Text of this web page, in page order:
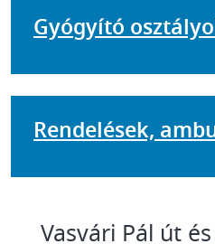
Gyógyító
Rendelések,
Vasvári Pál út